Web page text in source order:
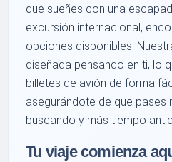
que sueñes con una
excursión internacional,
opciones disponibles.
diseñada pensando en ti, lo
billetes de avión de forma
asegurándote de que pases
buscando y más tiempo
Tu viaje comienza